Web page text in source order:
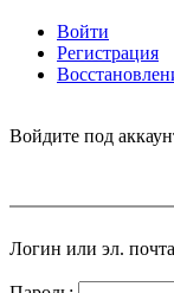
Войти
Регистрация
Войдите под
Логин или эл.